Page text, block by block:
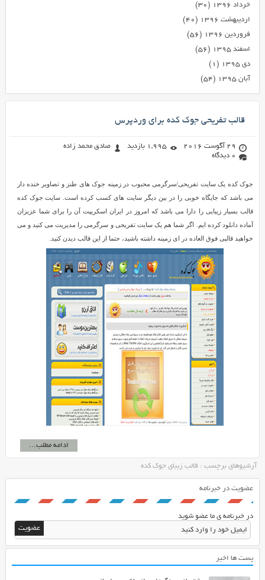
خرداد ۱۳۹۶
(۳۰)
اردیبهشت ۱۳۹۶
(۴۰)
فروردین ۱۳۹۶
(۵۶)
اسفند ۱۳۹۵
(۵۶)
دی ۱۳۹۵
(۱)
آبان ۱۳۹۵
(۵۴)
قالب تفریحی جوک کده برای وردپرس
29 آگوست 2016 1,995 بازدید
صادق محمد زاده
0 دیدگاه
جوک کده یک سایت تفریحی/سرگرمی محبوب در زمینه جوک های طنز و تصاویر خنده دار
می باشد که جایگاه خوبی را در بین دیگر سایت های کسب کرده است. سایت جوک کده
قالب بسیار زیبایی را دارا می باشد که امروز در ایران اسکریپت آن را برای شما عزیزان
آماده دانلود کرده ایم. اگر شما هم یک سایت تفریحی و سرگرمی را مدیریت می کنید و می
خواهید قالبی فوق العاده در ای زمینه داشته باشید، حتما از این قالب دیدن کنید.
ادامه مطلب...
آرشیوهای برچسب : قالب زیبای جوک کده
عضویت در خبرنامه
در خبرنامه ی ما عضو شوید
پست ها اخیر